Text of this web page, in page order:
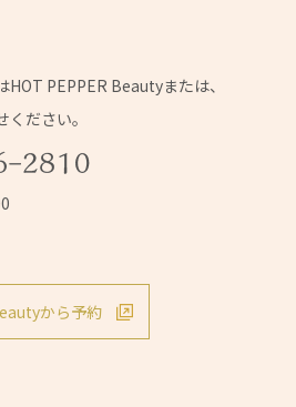
PEPPER Beautyまたは、
ださい。
から予約